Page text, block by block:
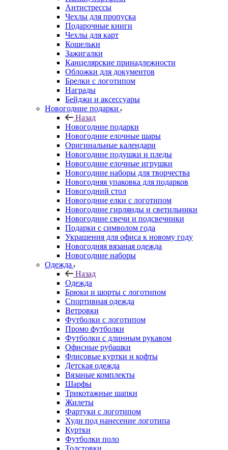
Антистрессы
Чехлы для пропуска
Подарочные книги
Чехлы для карт
Кошельки
Зажигалки
Канцелярские принадлежности
Обложки для документов
Брелки с логотипом
Награды
Бейджи и аксессуары
Новогодние подарки
Назад
Новогодние подарки
Новогодние елочные шары
Оригинальные календари
Новогодние подушки и пледы
Новогодние елочные игрушки
Новогодние наборы для творчества
Новогодняя упаковка для подарков
Новогодний стол
Новогодние елки с логотипом
Новогодние гирлянды и светильники
Новогодние свечи и подсвечники
Подарки с символом года
Украшения для офиса к новому году
Новогодняя вязаная одежда
Новогодние наборы
Одежда
Назад
Одежда
Брюки и шорты с логотипом
Спортивная одежда
Ветровки
Футболки с логотипом
Промо футболки
Футболки с длинным рукавом
Офисные рубашки
Флисовые куртки и кофты
Детская одежда
Вязаные комплекты
Шарфы
Трикотажные шапки
Жилеты
Фартуки с логотипом
Худи под нанесение логотипа
Куртки
Футболки поло
Толстовки